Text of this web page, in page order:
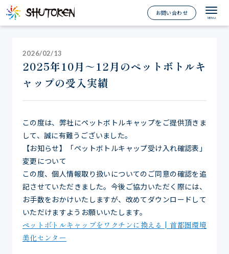
お問い合わせ
2026/02/13
2025年10月～12月のペットボトルキ
ャップの受入実績
この度は、弊社にペットボトルキャップをご提供頂きま
して、誠に有難うございました。
【お知らせ】「ペットボトルキャップ受け入れ確認表」
変更について
この度、個人情報取り扱いについてのご同意の確認を追
記させていただきました。今後ご協力いただく際には、
お手数をおかけいたしますが、改めてダウンロードして
いただけますようお願いいたします。
ペットボトルキャップをワクチンに換える | 首都圏環境
美化センター